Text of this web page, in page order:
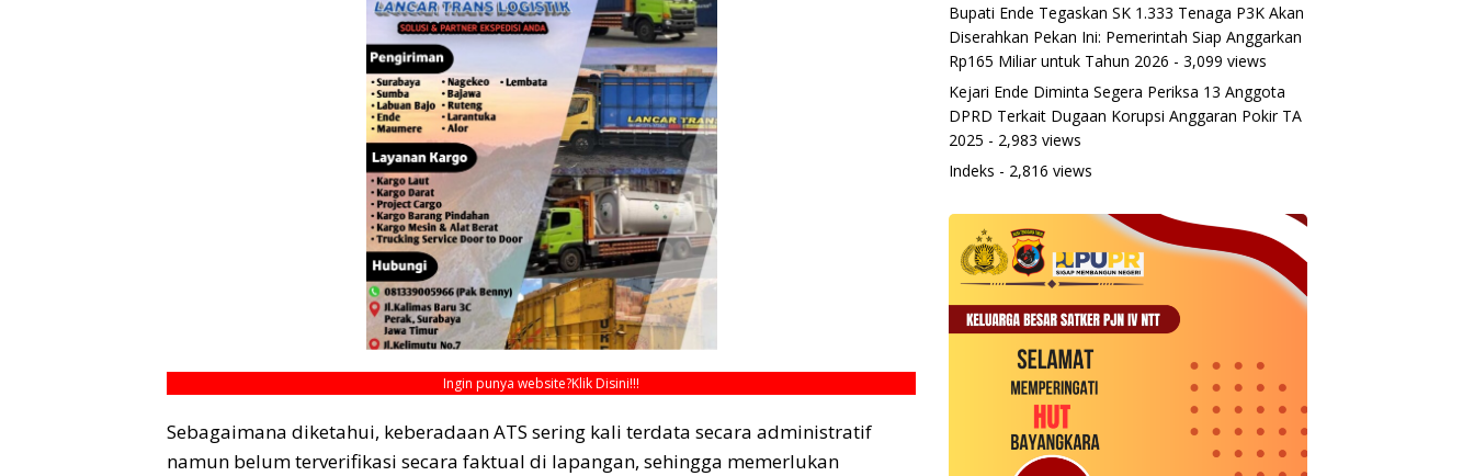
Ingin punya website?Klik Disini!!!
Sebagaimana diketahui, keberadaan ATS sering kali terdata secara administratif
namun belum terverifikasi secara faktual di lapangan, sehingga memerlukan
Bupati Ende Tegaskan SK 1.333 Tenaga P3K Akan
Diserahkan Pekan Ini: Pemerintah Siap Anggarkan
Rp165 Miliar untuk Tahun 2026 - 3,099 views
Kejari Ende Diminta Segera Periksa 13 Anggota
DPRD Terkait Dugaan Korupsi Anggaran Pokir TA
2025 - 2,983 views
Indeks - 2,816 views